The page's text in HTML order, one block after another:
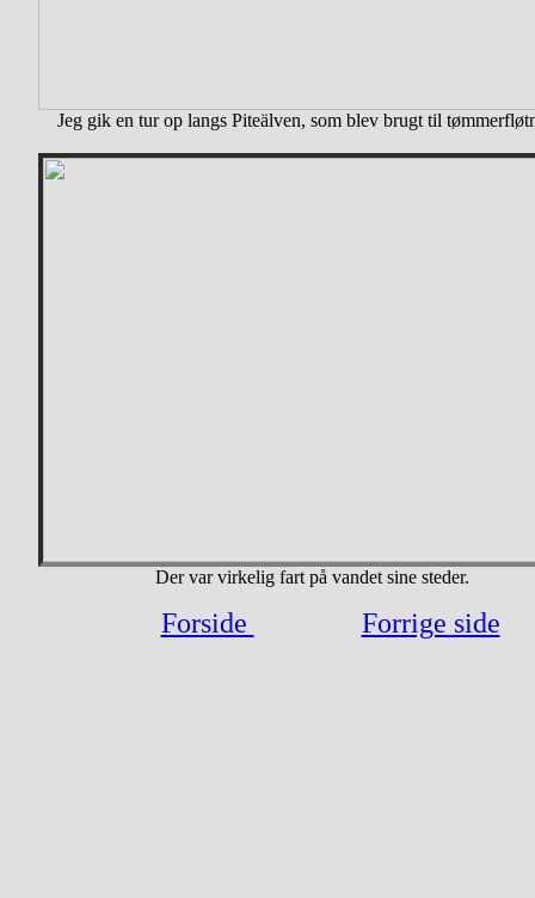
Jeg gik en tur op langs Piteälven, som blev brugt til
Der var virkelig fart på vandet sine steder.
Forside Forrige side